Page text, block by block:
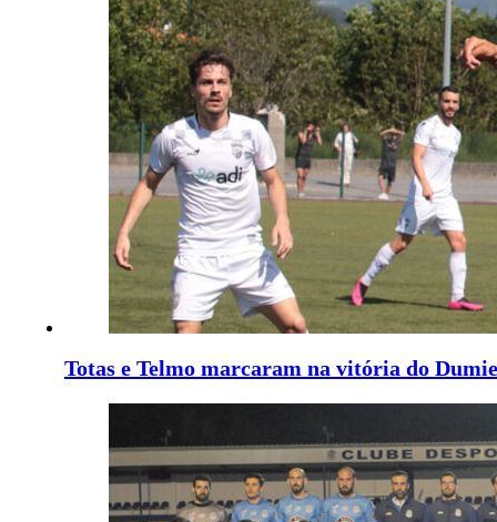
Totas e Telmo marcaram na vitória do